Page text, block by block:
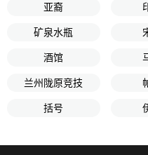
亚裔
矿泉水瓶
酒馆
兰州陇原竞技
括号